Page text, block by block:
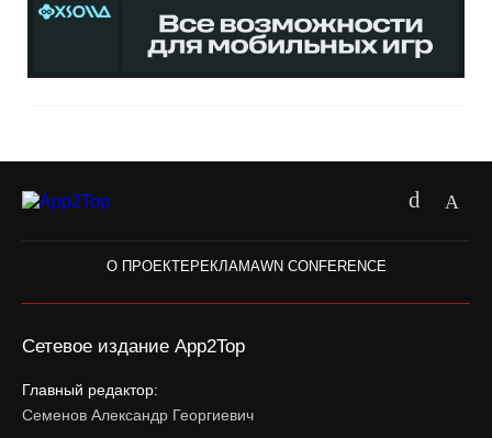
О ПРОЕКТЕ РЕКЛАМАWN CONFERENCE
Сетевое издание App2Top
Главный редактор:
Семенов Александр Георгиевич